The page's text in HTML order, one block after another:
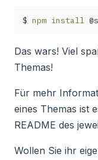
$ npm install
Das wars! Viel
Themas!
Für mehr
eines Themas ist
README des
Wollen Sie ihr